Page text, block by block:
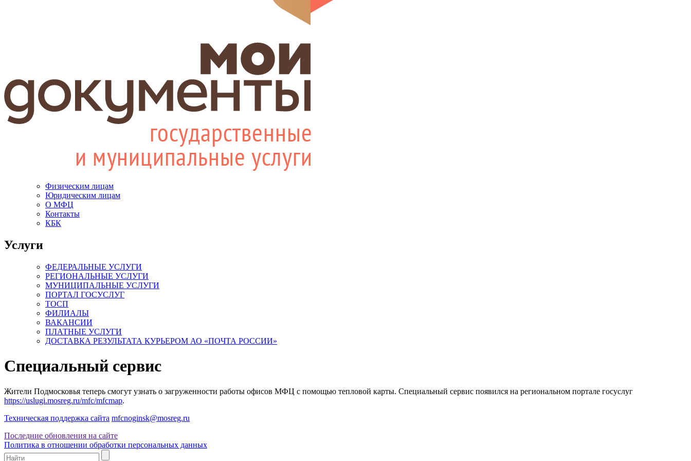
Физическим лицам
Юридическим лицам
О МФЦ
Контакты
КБК
Услуги
ФЕДЕРАЛЬНЫЕ УСЛУГИ
РЕГИОНАЛЬНЫЕ УСЛУГИ
МУНИЦИПАЛЬНЫЕ УСЛУГИ
ПОРТАЛ ГОСУСЛУГ
ТОСП
ФИЛИАЛЫ
ВАКАНСИИ
ПЛАТНЫЕ УСЛУГИ
ДОСТАВКА РЕЗУЛЬТАТА КУРЬЕРОМ АО «ПОЧТА РОССИИ»
Специальный сервис
Жители Подмосковья теперь смогут узнать о загруженности работы офисов МФЦ с помощью тепловой карты. Специальный сервис появился на региональном портале госуслуг
https://uslugi.mosreg.ru/mfc/mfcmap.
Техническая поддержка сайта mfcnoginsk@mosreg.ru
Последние обновления на сайте
Политика в отношении обработки персональных данных